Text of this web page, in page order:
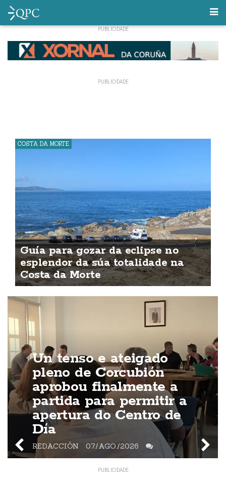
COSTA DA MORTE
Guía para gozar da eclipse no
esplendor da súa totalidade na
Costa da Morte
Un tenso e ateigado
pleno de Corcubión
aprobou finalmente a
partida para permitir a
apertura do Centro de
Día
REDACCIÓN 07/AGO./2026